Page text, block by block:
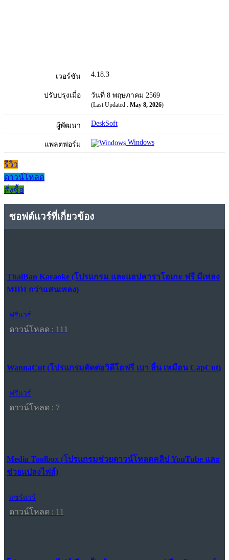
เวอร์ชัน 4.18.3
ปรับปรุงเมื่อ วันที่ 8 พฤษภาคม 2569
(Last Updated : May 8, 2026)
ผู้พัฒนา DeskSoft
แพลตฟอร์ม Windows
รีวิว
ดาวน์โหลด
สั่งซื้อ
ซอฟต์แวร์ที่เกี่ยวข้อง
ThaiBan Karaoke (โปรแกรม และแอปคาราโอเกะ ฟรี มีเพลง
MIDI กว่าแสนเพลง)
ฟรีแวร์
ดาวน์โหลด : 111
WannaCut (โปรแกรมตัดต่อวิดีโอฟรี เบา ลื่น เหมือน CapCut)
ฟรีแวร์
ดาวน์โหลด : 7
Media Toolbox (โปรแกรมช่วยดาวน์โหลดคลิป YouTube และ
ช่วยแปลงไฟล์)
แชร์แวร์
ดาวน์โหลด : 11